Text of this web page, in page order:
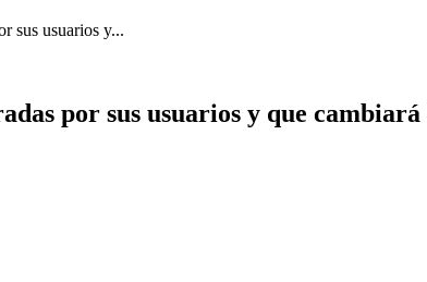
sus usuarios y...
por sus usuarios y que